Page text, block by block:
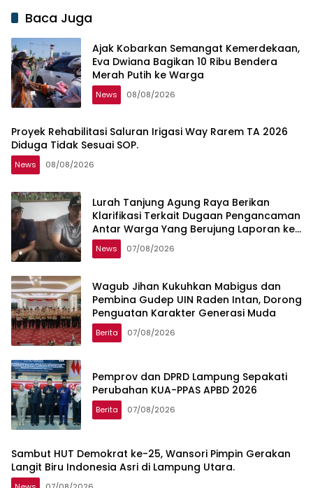
Baca Juga
Ajak Kobarkan Semangat Kemerdekaan,
Eva Dwiana Bagikan 10 Ribu Bendera
Merah Putih ke Warga
News 08/08/2026
Proyek Rehabilitasi Saluran Irigasi Way Rarem TA 2026
Diduga Tidak Sesuai SOP.
News 08/08/2026
Lurah Tanjung Agung Raya Berikan
Klarifikasi Terkait Dugaan Pengancaman
Antar Warga Yang Berujung Laporan ke
Polisi
News 07/08/2026
Wagub Jihan Kukuhkan Mabigus dan
Pembina Gudep UIN Raden Intan, Dorong
Penguatan Karakter Generasi Muda
Berita 07/08/2026
Pemprov dan DPRD Lampung Sepakati
Perubahan KUA-PPAS APBD 2026
Berita 07/08/2026
Sambut HUT Demokrat ke-25, Wansori Pimpin Gerakan
Langit Biru Indonesia Asri di Lampung Utara.